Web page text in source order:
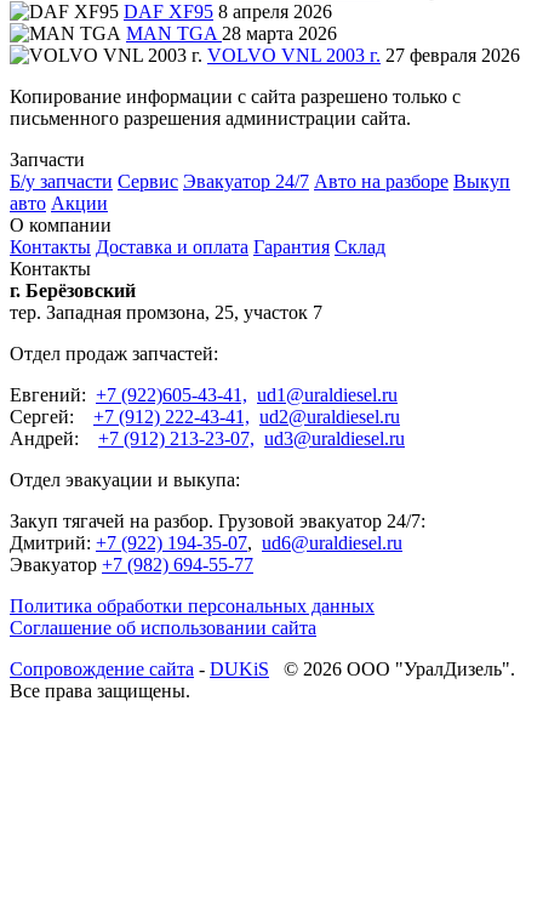
DAF XF95 8 апреля 2026
MAN TGA 28 марта 2026
VOLVO VNL 2003 г. 27 февраля 2026
Копирование информации с сайта разрешено только с
письменного разрешения администрации сайта.
Запчасти
Б/у запчасти Сервис Эвакуатор 24/7 Авто на разборе Выкуп
авто Акции
О компании
Контакты Доставка и оплата Гарантия Склад
Контакты
г. Берёзовский
тер. Западная промзона, 25, участок 7
Отдел продаж запчастей:
Евгений: +7 (922)605-43-41, ud1@uraldiesel.ru
Сергей: +7 (912) 222-43-41, ud2@uraldiesel.ru
Андрей: +7 (912) 213-23-07, ud3@uraldiesel.ru
Отдел эвакуации и выкупа:
Закуп тягачей на разбор. Грузовой эвакуатор 24/7:
Дмитрий: +7 (922) 194-35-07, ud6@uraldiesel.ru
Эвакуатор +7 (982) 694-55-77
Политика обработки персональных данных
Соглашение об использовании сайта
Cопровождение сайта - DUKiS © 2026 ООО "УралДизель".
Все права защищены.